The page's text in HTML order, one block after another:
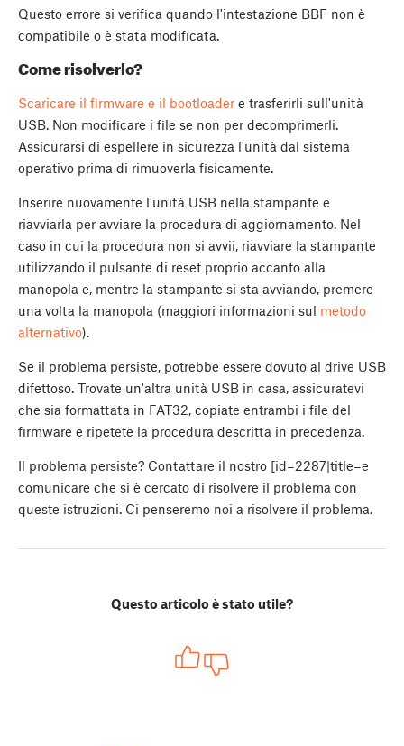
Questo errore si verifica quando l'intestazione BBF non è
compatibile o è stata modificata.
Come risolverlo?
Scaricare il firmware e il bootloader e trasferirli sull'unità
USB. Non modificare i file se non per decomprimerli.
Assicurarsi di espellere in sicurezza l'unità dal sistema
operativo prima di rimuoverla fisicamente.
Inserire nuovamente l'unità USB nella stampante e
riavviarla per avviare la procedura di aggiornamento. Nel
caso in cui la procedura non si avvii, riavviare la stampante
utilizzando il pulsante di reset proprio accanto alla
manopola e, mentre la stampante si sta avviando, premere
una volta la manopola (maggiori informazioni sul metodo
alternativo).
Se il problema persiste, potrebbe essere dovuto al drive USB
difettoso. Trovate un'altra unità USB in casa, assicuratevi
che sia formattata in FAT32, copiate entrambi i file del
firmware e ripetete la procedura descritta in precedenza.
Il problema persiste? Contattare il nostro [id=2287|title=e
comunicare che si è cercato di risolvere il problema con
queste istruzioni. Ci penseremo noi a risolvere il problema.
Questo articolo è stato utile?